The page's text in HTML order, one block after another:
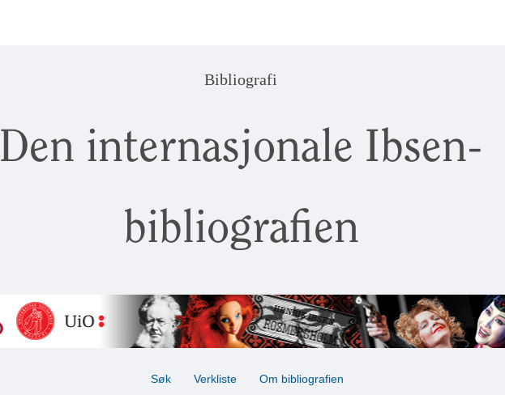
Bibliografi
Den internasjonale Ibsen-
bibliografien
Søk Verkliste Om bibliografien